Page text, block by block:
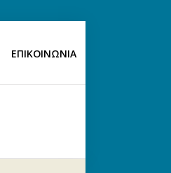
ΕΠΙΚΟΙΝΩΝΙΑ